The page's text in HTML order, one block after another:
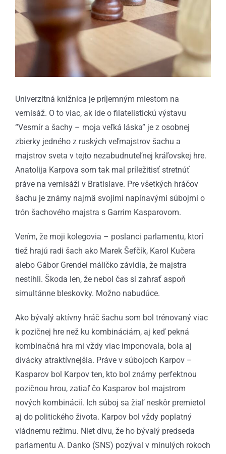
Univerzitná knižnica je príjemným miestom na
vernisáž. O to viac, ak ide o filatelistickú výstavu
“Vesmír a šachy – moja veľká láska” je z osobnej
zbierky jedného z ruských veľmajstrov šachu a
majstrov sveta v tejto nezabudnuteľnej kráľovskej hre.
Anatolija Karpova som tak mal príležitisť stretnúť
práve na vernisáži v Bratislave. Pre všetkých hráčov
šachu je známy najmä svojimi napínavými súbojmi o
trón šachového majstra s Garrim Kasparovom.
Verím, že moji kolegovia – poslanci parlamentu, ktorí
tiež hrajú radi šach ako Marek Šefčík, Karol Kučera
alebo Gábor Grendel máličko závidia, že majstra
nestihli. Škoda len, že nebol čas si zahrať aspoň
simultánne bleskovky. Možno nabudúce.
Ako bývalý aktívny hráč šachu som bol trénovaný viac
k pozičnej hre než ku kombináciám, aj keď pekná
kombinačná hra mi vždy viac imponovala, bola aj
divácky atraktívnejšia. Práve v súbojoch Karpov –
Kasparov bol Karpov ten, kto bol známy perfektnou
pozičnou hrou, zatiaľ čo Kasparov bol majstrom
nových kombinácií. Ich súboj sa žiaľ neskôr premietol
aj do politického života. Karpov bol vždy poplatný
vládnemu režimu. Niet divu, že ho bývalý predseda
parlamentu A. Danko (SNS) pozýval v minulých rokoch